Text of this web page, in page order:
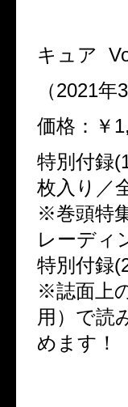
キュア
（2021
価格：￥
特別付録
枚入り／
※巻頭特
レーディ
特別付録
※誌面上
用）で読
めます！